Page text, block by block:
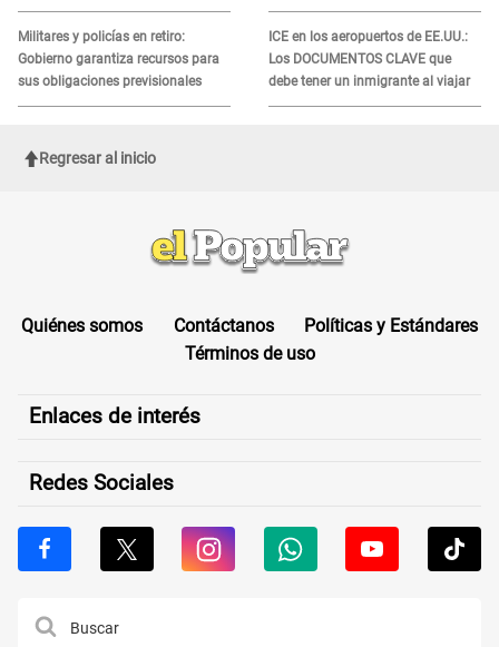
Militares y policías en retiro:
Gobierno garantiza recursos para
sus obligaciones previsionales
recibir la ayuda
ICE en los aeropuertos de EE.UU.:
Los DOCUMENTOS CLAVE que
debe tener un inmigrante al viajar
Regresar al inicio
Quiénes somos Contáctanos
Políticas y Estándares
Términos de uso
Enlaces de interés
Redes Sociales